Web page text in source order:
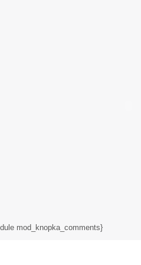
mod_knopka_comments}